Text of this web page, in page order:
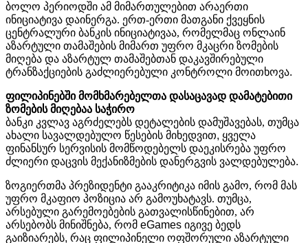
ბოლო პერიოდში ამ მიმართულებით არაერთი
ინიციატივა დაინერგა. ერთ-ერთი მათგანი ქვეყნის
ცენტრალური ბანკის ინიციატივაა, რომელმაც ონლაინ
აზარტული თამაშების მიმართ უფრო მკაცრი ზომების
მიღება და აზარტულ თამაშებთან დაკავშირებული
ტრანზაქციების გაძლიერებული კონტროლი მოითხოვა.
ფილიპინებში მომხმარებელთა დასაცავად დამატებითი
ზომების მიღებაა საჭირო
ბანკი კვლავ აგრძელებს დეტალების დამუშავებას, თუმცა
ახალი სავალდებულო წესების მიხედვით, ყველა
ფინანსურ სერვისის მომწოდებელს დაეკისრება უფრო
ძლიერი დაცვის მექანიზმების დანერგვის ვალდებულება.
ზოგიერთმა პრეზიდენტი გააკრიტიკა იმის გამო, რომ მას
უფრო მკაფიო პოზიცია არ გამოუხატავს. თუმცა,
არსებული გარემოებების გათვალისწინებით, არ
არსებობს მინიშნება, რომ eGames იგივე ბედს
გაიზიარებს, რაც ფილიპინელი ოფშორული აზარტული